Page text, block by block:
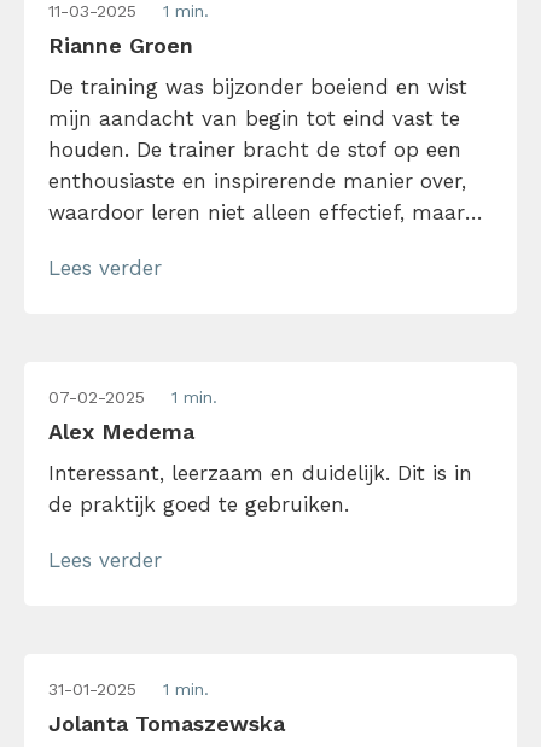
11-03-2025 1 min.
Rianne Groen
De training was bijzonder boeiend en wist
mijn aandacht van begin tot eind vast te
houden. De trainer bracht de stof op een
enthousiaste en inspirerende manier over,
waardoor leren niet alleen effectief, maar
waardevol maakte, was de goede interactie.
Lees verder
07-02-2025 1 min.
Alex Medema
Interessant, leerzaam en duidelijk. Dit is in
de praktijk goed te gebruiken.
Lees verder
31-01-2025 1 min.
Jolanta Tomaszewska